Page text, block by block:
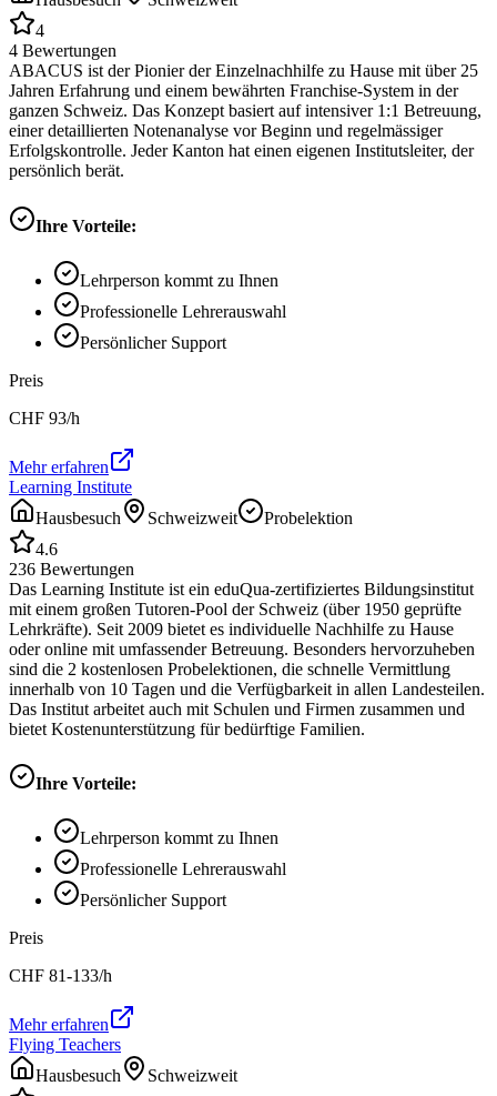
4
4 Bewertungen
ABACUS ist der Pionier der Einzelnachhilfe zu Hause mit über 25
Jahren Erfahrung und einem bewährten Franchise-System in der
ganzen Schweiz. Das Konzept basiert auf intensiver 1:1 Betreuung,
einer detaillierten Notenanalyse vor Beginn und regelmässiger
Erfolgskontrolle. Jeder Kanton hat einen eigenen Institutsleiter, der
persönlich berät.
Ihre Vorteile:
Lehrperson kommt zu Ihnen
Professionelle Lehrerauswahl
Persönlicher Support
Preis
CHF 93/h
Mehr erfahren
Learning Institute
Hausbesuch
Schweizweit
Probelektion
4.6
236 Bewertungen
Das Learning Institute ist ein eduQua-zertifiziertes Bildungsinstitut
mit einem großen Tutoren-Pool der Schweiz (über 1950 geprüfte
Lehrkräfte). Seit 2009 bietet es individuelle Nachhilfe zu Hause
oder online mit umfassender Betreuung. Besonders hervorzuheben
sind die 2 kostenlosen Probelektionen, die schnelle Vermittlung
innerhalb von 10 Tagen und die Verfügbarkeit in allen Landesteilen.
Das Institut arbeitet auch mit Schulen und Firmen zusammen und
bietet Kostenunterstützung für bedürftige Familien.
Ihre Vorteile:
Lehrperson kommt zu Ihnen
Professionelle Lehrerauswahl
Persönlicher Support
Preis
CHF 81-133/h
Mehr erfahren
Flying Teachers
Hausbesuch
Schweizweit